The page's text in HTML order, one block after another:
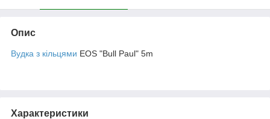
Опис
Вудка з кільцями EOS "Bull Paul" 5m
Характеристики